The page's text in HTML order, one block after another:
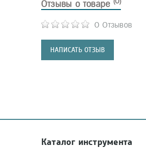
Отзывы о товаре
0 Отзывов
НАПИСАТЬ ОТЗЫВ
Каталог инструмента